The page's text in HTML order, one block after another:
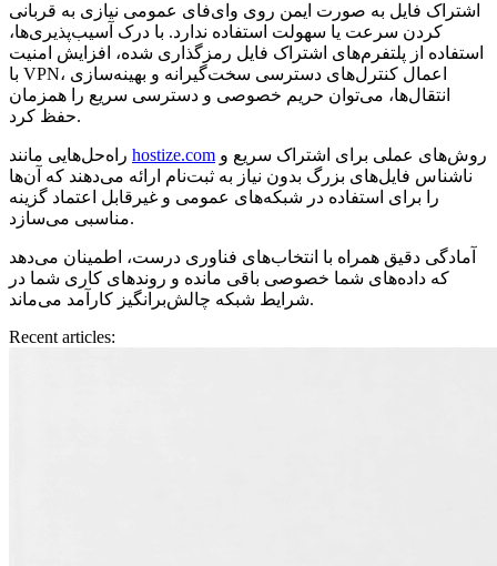
اشتراک فایل به صورت ایمن روی وای‌فای عمومی نیازی به قربانی
کردن سرعت یا سهولت استفاده ندارد. با درک آسیب‌پذیری‌ها،
استفاده از پلتفرم‌های اشتراک فایل رمزگذاری شده، افزایش امنیت
با VPN، اعمال کنترل‌های دسترسی سخت‌گیرانه و بهینه‌سازی
انتقال‌ها، می‌توان حریم خصوصی و دسترسی سریع را همزمان
حفظ کرد.
hostize.com
ناشناس فایل‌های بزرگ بدون نیاز به ثبت‌نام ارائه می‌دهند که آن‌ها
را برای استفاده در شبکه‌های عمومی و غیرقابل اعتماد گزینه
مناسبی می‌سازد.
آمادگی دقیق همراه با انتخاب‌های فناوری درست، اطمینان می‌دهد
که داده‌های شما خصوصی باقی مانده و روندهای کاری شما در
شرایط شبکه چالش‌برانگیز کارآمد می‌ماند.
Recent articles: